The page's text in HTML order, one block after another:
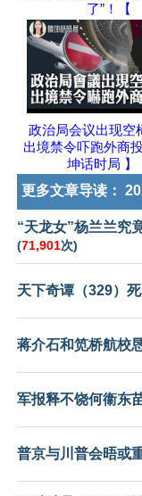
了”！【
政治局会议出现空
出境禁令吓跑外商
坤话时局 】
更多文章导读：
“天龙女”杨兰兰究
(71,901次)
天下奇谭（329）
蒋介石和笕桥航校
军报释不饶何衞东
普京与川普会晤或